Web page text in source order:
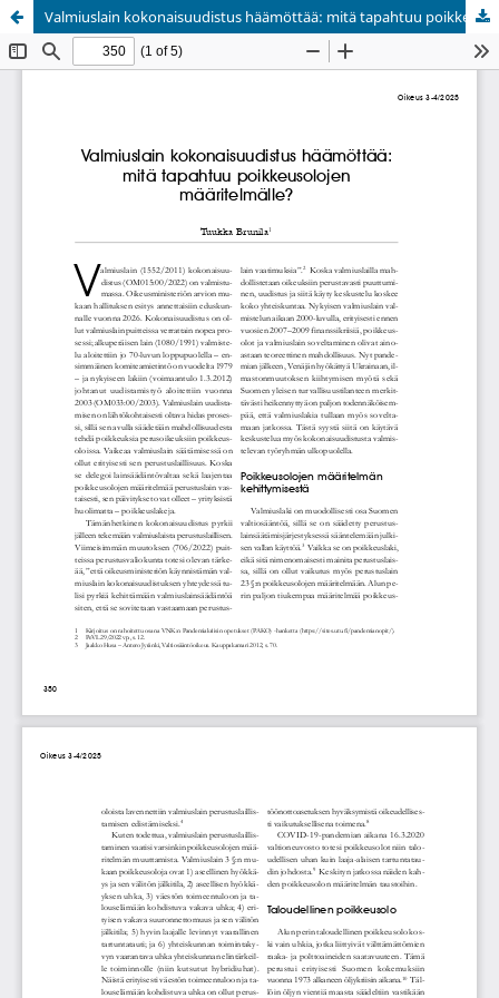
Valmiuslain kokonaisuudistus häämöttää: mitä tapahtuu poikkeusolojen määritelmälle?
Tieteellisten seurain valtuuskunta.